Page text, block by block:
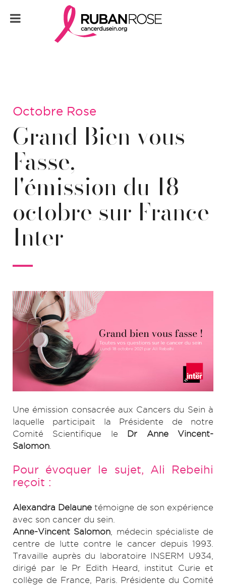
Octobre Rose
Grand Bien vous
Fasse,
l'émission du 18
octobre sur France
Inter
Une émission consacrée aux Cancers du Sein à
laquelle participait la Présidente de notre
Comité Scientifique le Dr Anne Vincent-
Salomon
Pour évoquer le sujet, Ali Rebeihi
reçoit :
Alexandra Delaune témoigne de son expérience
avec son cancer du sein.
Anne-Vincent Salomon , médecin spécialiste de
centre de lutte contre le cancer depuis 1993.
Travaille auprès du laboratoire INSERM U934,
dirigé par le Pr Edith Heard, institut Curie et
collège de France, Paris. Présidente du Comité